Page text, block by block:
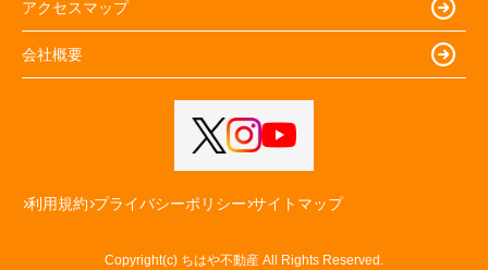
アクセスマップ
会社概要
利用規約 プライバシーポリシー サイトマップ
Copyright(c) ちはや不動産 All Rights Reserved.